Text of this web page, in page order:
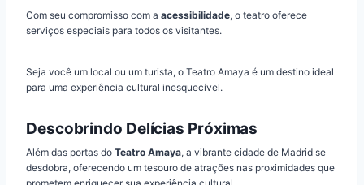
Com seu compromisso com a acessibilidade, o teatro oferece
serviços especiais para todos os visitantes.
Seja você um local ou um turista, o Teatro Amaya é um destino ideal
para uma experiência cultural inesquecível.
Descobrindo Delícias Próximas
Além das portas do Teatro Amaya, a vibrante cidade de Madrid se
desdobra, oferecendo um tesouro de atrações nas proximidades que